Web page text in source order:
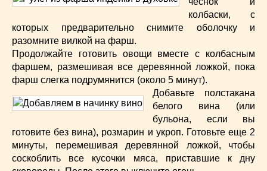
колбаски, с
которых предварительно снимите оболочку и
разомните вилкой на фарш.
Продолжайте готовить овощи вместе с колбасным
фаршем, размешивая все деревянной ложкой, пока
фарш слегка подрумянится (около 5 минут).
Добавьте полстакана
белого вина (или
бульона, если вы
готовите без вина), розмарин и укроп. Готовьте еще 2
минуты, перемешивая деревянной ложкой, чтобы
соскоблить все кусочки мяса, приставшие к дну